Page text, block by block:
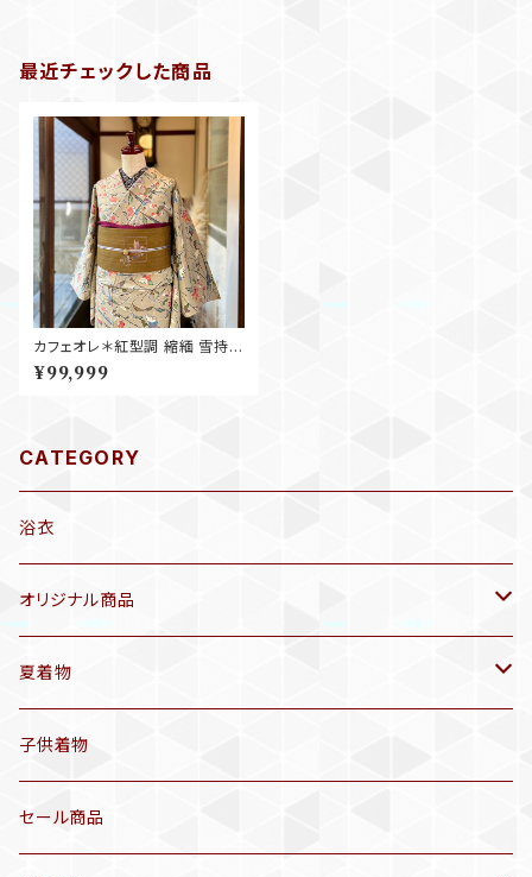
最近チェックした商品
カフェオレ＊紅型調 縮緬 雪持
ブラウン ボタニカル 小紋着物 B
341
¥99,999
CATEGORY
浴衣
オリジナル商品
袷着物(10〜5月頃)
セオα 着物(5〜9月頃)
三分紐
夏着物
アンティーク着物
リサイクル着物
子供着物
セール商品